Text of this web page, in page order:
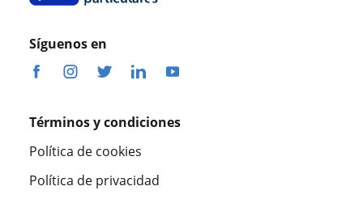
Síguenos en
Términos y condiciones
Política de cookies
Política de privacidad